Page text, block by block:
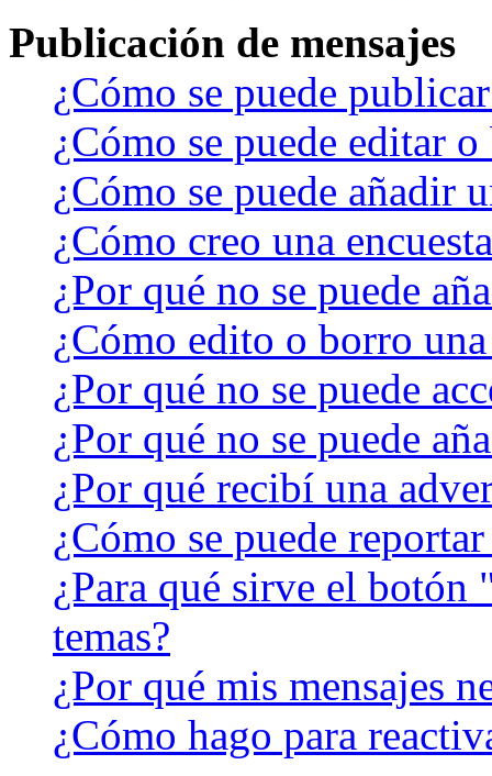
Publicación de mensajes
¿Cómo se puede
¿Cómo se puede editar
¿Cómo se puede añadir
¿Cómo creo una
¿Por qué no se puede
¿Cómo edito o borro una
¿Por qué no se puede
¿Por qué no se puede
¿Por qué recibí una
¿Cómo se puede
¿Para qué sirve el
temas?
¿Por qué mis mensajes
¿Cómo hago para